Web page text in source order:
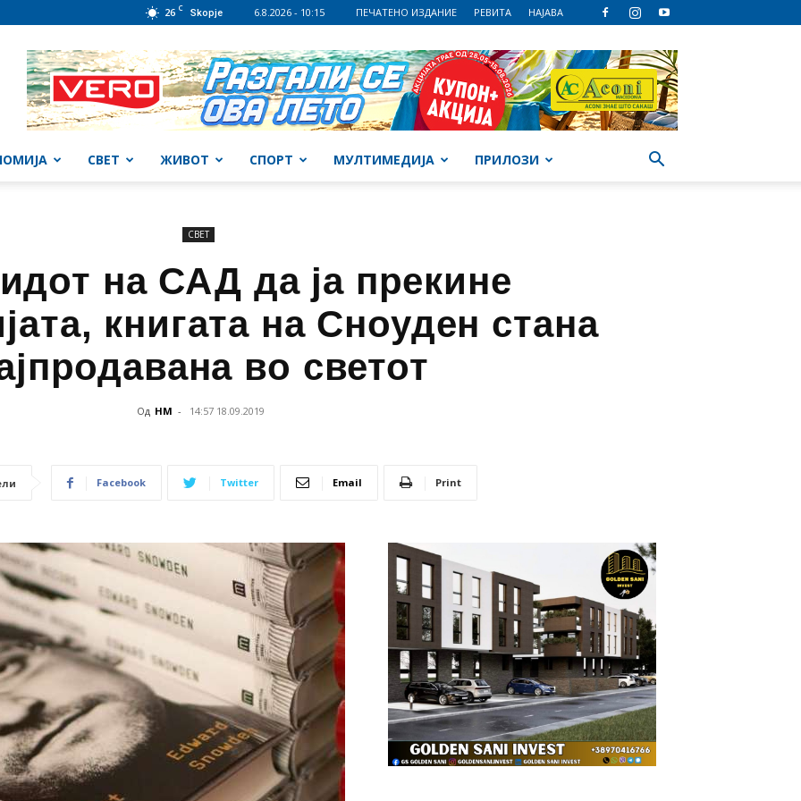
26 C Skopje 6.8.2026 - 10:15 ПЕЧАТЕНО ИЗДАНИЕ РЕВИТА НАЈАВА
СВЕТ ЖИВОТ СПОРТ МУЛТИМЕДИЈА ПРИЛОЗИ
СВЕТ
на САД да ја прекине
книгата на Сноуден стана
во светот
Од НМ - 14:57 18.09.2019
Facebook Twitter Email Print